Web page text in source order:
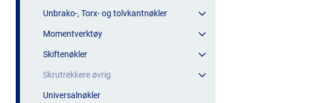
Unbrako-, Torx- og tolvkantnøkler
Momentverktøy
Skiftenøkler
Skrutrekkere øvrig
Universalnøkler